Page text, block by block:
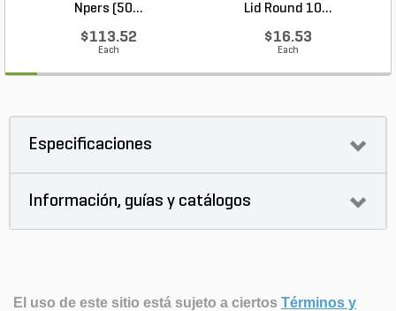
Npers (50...
$113.52
Each
Lid Round 10...
$16.53
Each
Especificaciones
Información, guías y catálogos
El uso de este sitio está sujeto a ciertos Términos y